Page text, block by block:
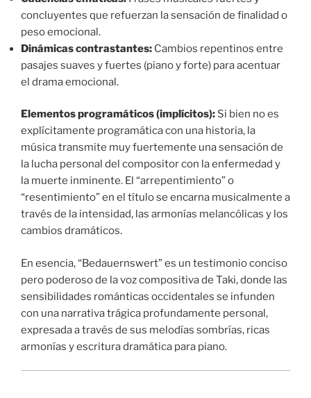
concluyentes que refuerzan la sensación de finalidad o
peso emocional.
Dinámicas contrastantes: Cambios repentinos entre
pasajes suaves y fuertes (piano y forte) para acentuar
el drama emocional.
Elementos programáticos (implícitos): Si bien no es
explícitamente programática con una historia, la
música transmite muy fuertemente una sensación de
la lucha personal del compositor con la enfermedad y
la muerte inminente. El “arrepentimiento” o
“resentimiento” en el título se encarna musicalmente a
través de la intensidad, las armonías melancólicas y los
cambios dramáticos.
En esencia, “Bedauernswert” es un testimonio conciso
pero poderoso de la voz compositiva de Taki, donde las
sensibilidades románticas occidentales se infunden
con una narrativa trágica profundamente personal,
expresada a través de sus melodías sombrías, ricas
armonías y escritura dramática para piano.